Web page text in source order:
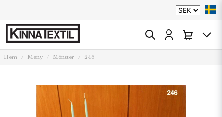
Hem Meny Mönster 246